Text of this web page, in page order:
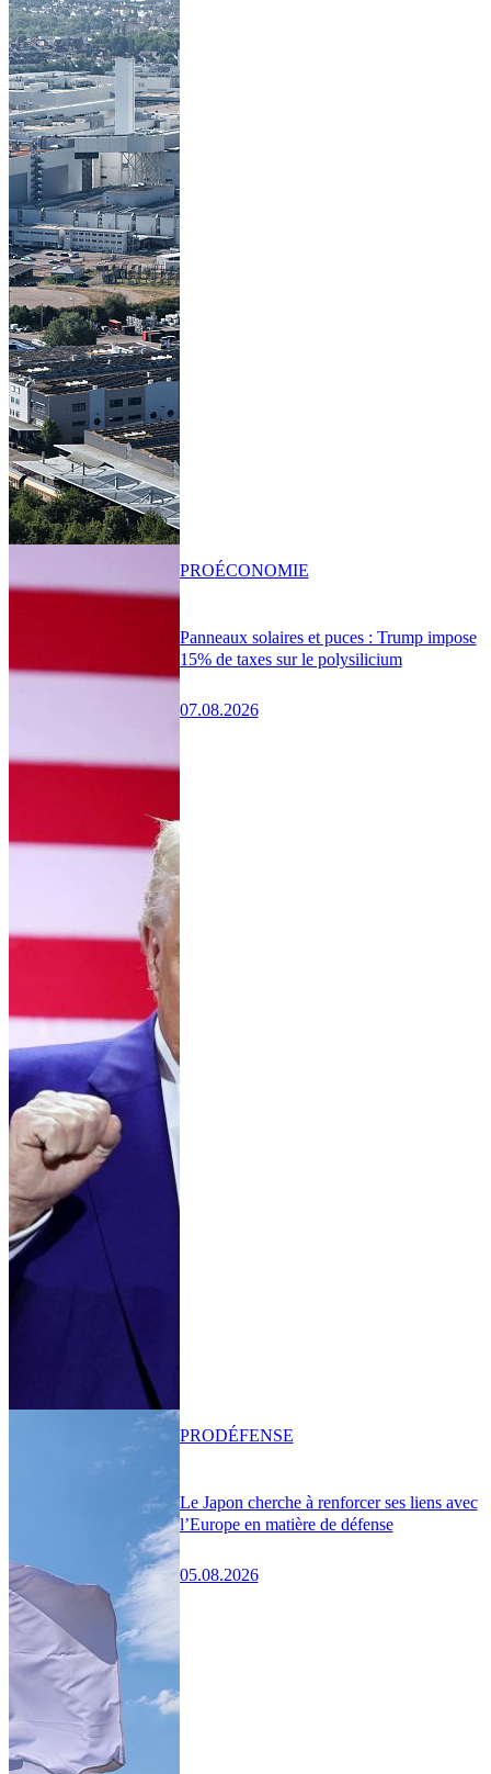
Panneaux solaires et puces : Trump impose
15% de taxes sur le polysilicium
07.08.2026
PROÉCONOMIE
Le Japon cherche à renforcer ses liens avec
l’Europe en matière de défense
05.08.2026
PRODÉFENSE